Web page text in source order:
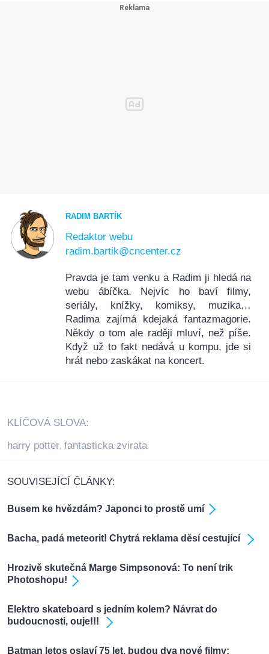
RADIM BARTÍK
Redaktor webu
radim.bartik@cncenter.cz
Pravda je tam venku a Radim ji hledá na
webu ábíčka. Nejvíc ho baví filmy,
seriály, knížky, komiksy, muzika…
Radima zajímá kdejaká fantazmagorie.
Někdy o tom ale raději mluví, než píše.
Když už to fakt nedává u kompu, jde si
hrát nebo zaskákat na koncert.
KLÍČOVÁ SLOVA:
harry potter, fantasticka zvirata
SOUVISEJÍCÍ ČLÁNKY:
Busem ke hvězdám? Japonci to prostě umí
Bacha, padá meteorit! Chytrá reklama děsí cestující
Hrozivě skutečná Marge Simpsonová: To není trik
Photoshopu!
Elektro skateboard s jedním kolem? Návrat do
budoucnosti, ouje!!!
Batman letos oslaví 75 let, budou dva nové filmy: